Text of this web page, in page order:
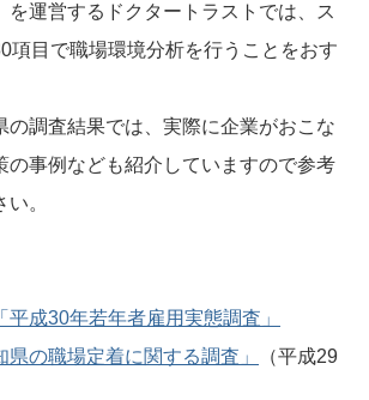
を運営するドクタートラストでは、ス
項目で職場環境分析を行うことをおす
の調査結果では、実際に企業がおこな
の事例なども紹介していますので参考
。
「平成30年若年者雇用実態調査」
県の職場定着に関する調査」
（平成29